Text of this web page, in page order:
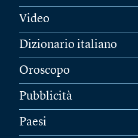
Video
Dizionario italiano
Oroscopo
Pubblicità
Paesi